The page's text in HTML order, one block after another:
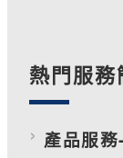
熱門服務
產品服